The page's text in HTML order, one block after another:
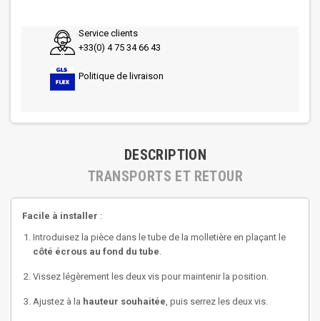
Service clients
+33(0) 4 75 34 66 43
Politique de livraison
DESCRIPTION
TRANSPORTS ET RETOUR
Facile à installer :
Introduisez la pièce dans le tube de la molletière en plaçant le
côté écrous au fond du tube.
Vissez légèrement les deux vis pour maintenir la position.
Ajustez à la hauteur souhaitée, puis serrez les deux vis.